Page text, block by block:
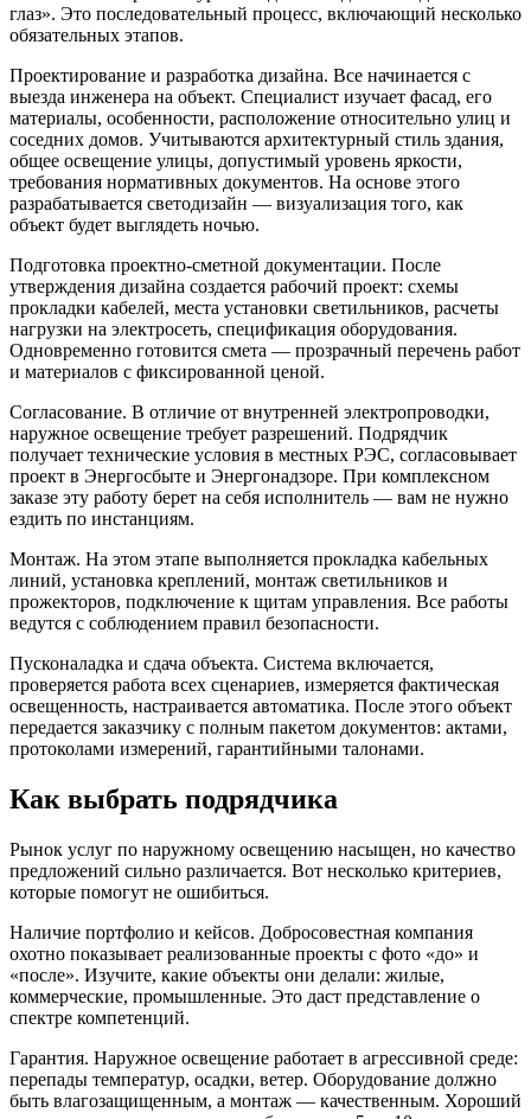
глаз». Это последовательный процесс, включающий несколько
обязательных этапов.
Проектирование и разработка дизайна. Все начинается с
выезда инженера на объект. Специалист изучает фасад, его
материалы, особенности, расположение относительно улиц и
соседних домов. Учитываются архитектурный стиль здания,
общее освещение улицы, допустимый уровень яркости,
требования нормативных документов. На основе этого
разрабатывается светодизайн — визуализация того, как
объект будет выглядеть ночью.
Подготовка проектно-сметной документации. После
утверждения дизайна создается рабочий проект: схемы
прокладки кабелей, места установки светильников, расчеты
нагрузки на электросеть, спецификация оборудования.
Одновременно готовится смета — прозрачный перечень работ
и материалов с фиксированной ценой.
Согласование. В отличие от внутренней электропроводки,
наружное освещение требует разрешений. Подрядчик
получает технические условия в местных РЭС, согласовывает
проект в Энергосбыте и Энергонадзоре. При комплексном
заказе эту работу берет на себя исполнитель — вам не нужно
ездить по инстанциям.
Монтаж. На этом этапе выполняется прокладка кабельных
линий, установка креплений, монтаж светильников и
прожекторов, подключение к щитам управления. Все работы
ведутся с соблюдением правил безопасности.
Пусконаладка и сдача объекта. Система включается,
проверяется работа всех сценариев, измеряется фактическая
освещенность, настраивается автоматика. После этого объект
передается заказчику с полным пакетом документов: актами,
протоколами измерений, гарантийными талонами.
Как выбрать подрядчика
Рынок услуг по наружному освещению насыщен, но качество
предложений сильно различается. Вот несколько критериев,
которые помогут не ошибиться.
Наличие портфолио и кейсов. Добросовестная компания
охотно показывает реализованные проекты с фото «до» и
«после». Изучите, какие объекты они делали: жилые,
коммерческие, промышленные. Это даст представление о
спектре компетенций.
Гарантия. Наружное освещение работает в агрессивной среде:
перепады температур, осадки, ветер. Оборудование должно
быть влагозащищенным, а монтаж — качественным. Хороший